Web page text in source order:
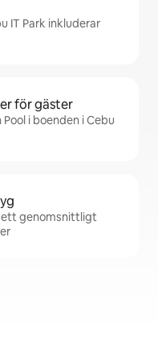
IT Park inkluderar
för gäster
i boenden i Cebu
ett genomsnittligt